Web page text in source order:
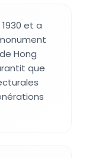
et a
Hong
que